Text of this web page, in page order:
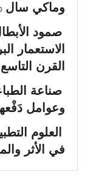
وماكي سال
صمود
الاستعمار
القرن
صناعة
وعوامل
العلوم
في الأثر